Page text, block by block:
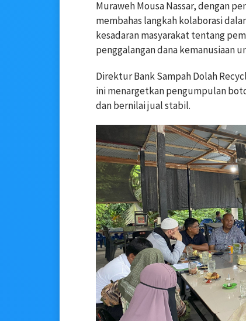
Muraweh Mousa Nassar, dengan
membahas langkah kolaborasi
kesadaran masyarakat tentang
penggalangan dana kemanusiaan
Direktur Bank Sampah Dolah
ini menargetkan pengumpulan
dan bernilai jual stabil.